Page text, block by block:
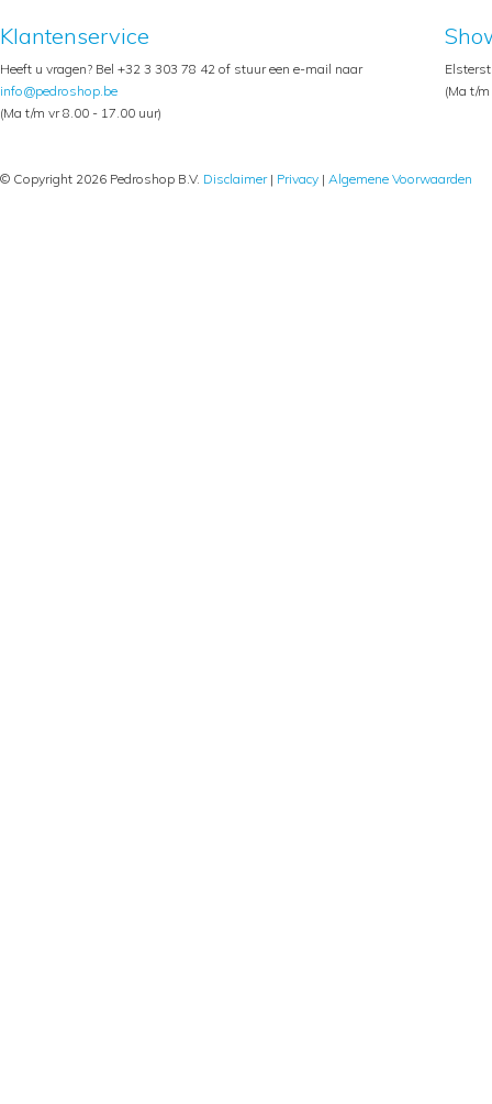
Klantenservice
Heeft u vragen? Bel +32 3 303 78 42 of stuur een e-mail naar
info@pedroshop.be
(Ma t/m vr 8.00 - 17.00 uur)
(Ma t/
© Copyright 2026 Pedroshop B.V. Disclaimer| Privacy | Algemene Voorwaarden